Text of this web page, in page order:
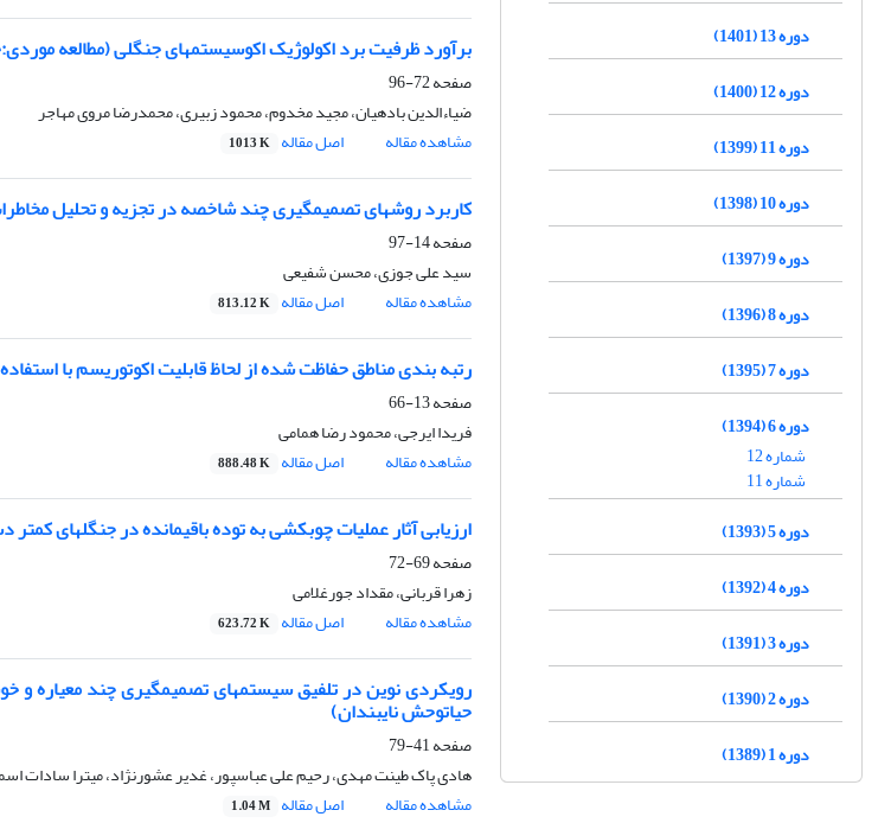
برآورد ظرفیت برد اکولوژیک اکوسیستمهای جنگلی (مطالعه
صفحه72-96
ضیاءالدین بادهیان، مجید مخدوم، محمود زبیری، محمدرضا مروی مهاجر
مشاهده مقاله
اصل مقاله 1013 K
کاربرد روشهای تصمیمگیری چند شاخصه در تجزیه و تحلیل
صفحه14-97
سید علی جوزی، محسن شفیعی
مشاهده مقاله
اصل مقاله 813.12 K
رتبه بندی مناطق حفاظت شده از لحاظ قابلیت اکوتوریسم با
صفحه13-66
فریدا ایرجی، محمود رضا همامی
مشاهده مقاله
اصل مقاله 888.48 K
ارزیابی آثار عملیات چوبکشی به توده باقیمانده در جنگلهای
صفحه69-72
زهرا قربانی، مقداد جورغلامی
مشاهده مقاله
اصل مقاله 623.72 K
رویکردی نوین در تلفیق سیستمهای تصمیمگیری چند معیاره و
حیاتوحش نایبندان)
صفحه41-79
هادی پاک طینت مهدی، رحیم علی عباسپور، غدیر عشورنژاد، میترا سادات
مشاهده مقاله
اصل مقاله 1.04 M
دوره 13 (1401)
دوره 12 (1400)
دوره 11 (1399)
دوره 10 (1398)
دوره 9 (1397)
دوره 8 (1396)
دوره 7 (1395)
دوره 6 (1394)
شماره 12
شماره 11
دوره 5 (1393)
دوره 4 (1392)
دوره 3 (1391)
دوره 2 (1390)
دوره 1 (1389)